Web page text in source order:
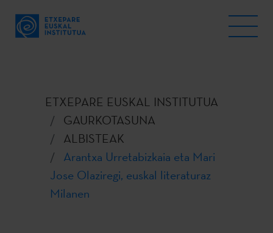
ETXEPARE EUSKAL INSTITUTUA
GAURKOTASUNA
ALBISTEAK
Arantxa Urretabizkaia eta Mari
Jose Olaziregi, euskal literaturaz
Milanen